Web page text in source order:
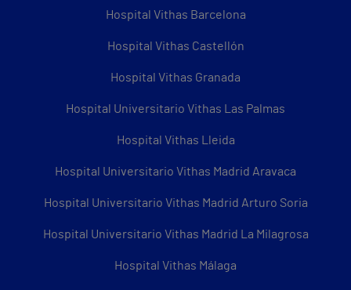
Hospital Vithas Barcelona
Hospital Vithas Castellón
Hospital Vithas Granada
Hospital Universitario Vithas Las Palmas
Hospital Vithas Lleida
Hospital Universitario Vithas Madrid Aravaca
Hospital Universitario Vithas Madrid Arturo Soria
Hospital Universitario Vithas Madrid La Milagrosa
Hospital Vithas Málaga